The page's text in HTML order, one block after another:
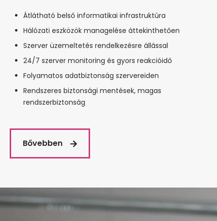
Átlátható belső informatikai infrastruktúra
Hálózati eszközök managelése áttekinthetően
Szerver üzemeltetés rendelkezésre állással
24/7 szerver monitoring és gyors reakcióidő
Folyamatos adatbiztonság szervereiden
Rendszeres biztonsági mentések, magas
rendszerbiztonság
Bővebben